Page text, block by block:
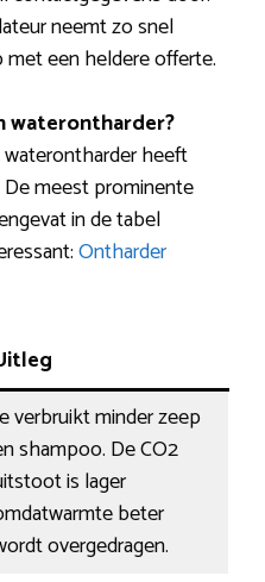
neemt zo snel
een heldere offerte.
waterontharder?
heeft
meest prominente
in de tabel
Ontharder
verbruikt minder zeep
shampoo. De CO2
is lager
beter
overgedragen.